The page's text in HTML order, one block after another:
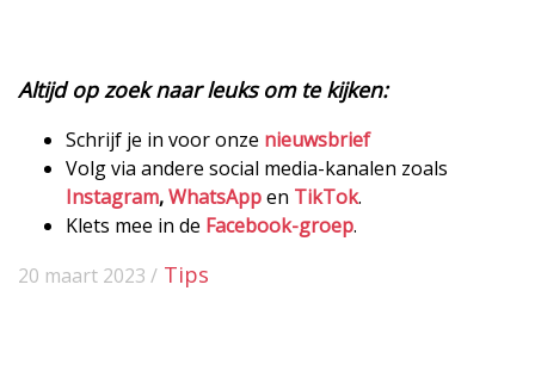
Altijd op zoek naar leuks om te kijken:
Schrijf je in voor onze nieuwsbrief
Volg via andere social media-kanalen zoals
Instagram,WhatsAppen TikTok.
Klets mee in de Facebook-groep.
20 maart 2023 / Tips